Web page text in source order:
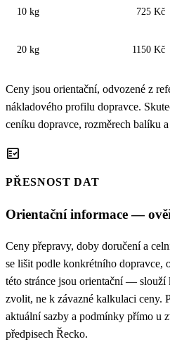
10 kg 725 Kč
20 kg 1150 Kč
Ceny jsou orientační, odvozené z
nákladového profilu dopravce.
ceníku dopravce, rozměrech balíku
fact_check
PŘESNOST DAT
Orientační informace —
Ceny přepravy, doby doručení a
se lišit podle konkrétního dopravce,
této stránce jsou orientační —
zvolit, ne k závazné kalkulaci ceny.
aktuální sazby a podmínky přímo u
předpisech Řecko.